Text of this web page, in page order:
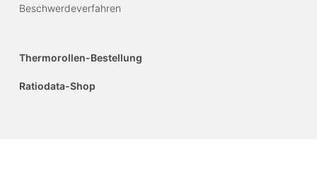
Beschwerdeverfahren
Thermorollen-Bestellung
Ratiodata-Shop